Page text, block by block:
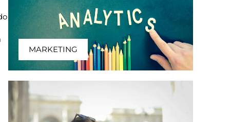
MARKETING